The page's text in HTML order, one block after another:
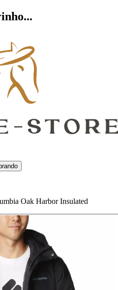
Oak Harbor Insulated